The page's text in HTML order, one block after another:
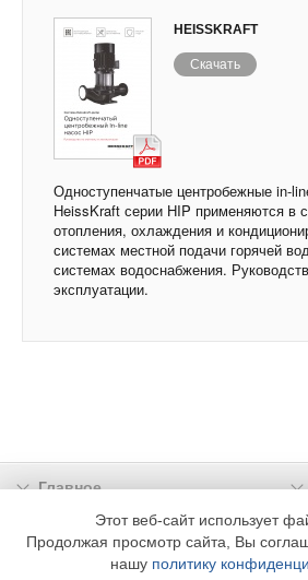
HEISSKRAFT
Скачать
Одноступенчатые центробежные in-
HeissKraft серии HIP применяются в
отопления, охлаждения и
системах местной подачи горячей
системах водоснабжения.
эксплуатации.
Главное
Подписка
Информация
Этот веб-сайт использует
Продолжая просмотр сайта, Вы
нашу политику